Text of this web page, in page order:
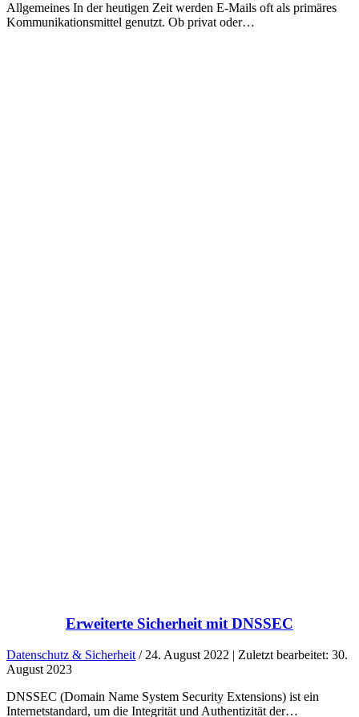
Allgemeines In der heutigen Zeit werden E-Mails oft als primäres
Kommunikationsmittel genutzt. Ob privat oder…
Erweiterte Sicherheit mit DNSSEC
Datenschutz & Sicherheit / 24. August 2022 | Zuletzt bearbeitet: 30.
August 2023
DNSSEC (Domain Name System Security Extensions) ist ein
Internetstandard, um die Integrität und Authentizität der…